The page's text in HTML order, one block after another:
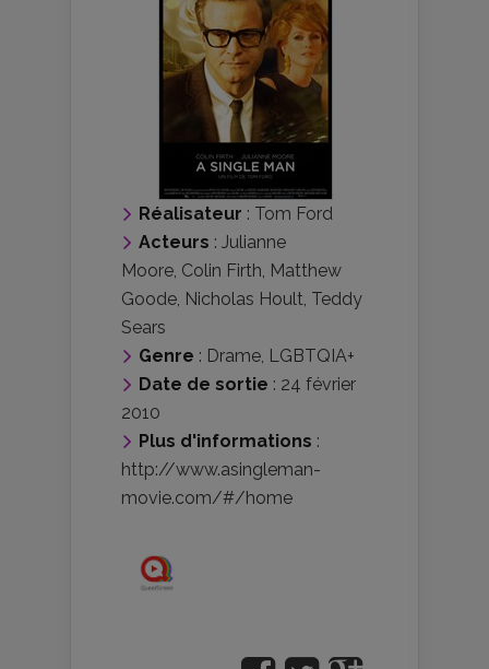
Réalisateur : Tom Ford
Acteurs : Julianne
Moore, Colin Firth, Matthew
Goode, Nicholas Hoult, Teddy
Sears
Genre : Drame, LGBTQIA+
Date de sortie : 24 février
2010
Plus d'informations :
http://www.asingleman-
movie.com/#/home